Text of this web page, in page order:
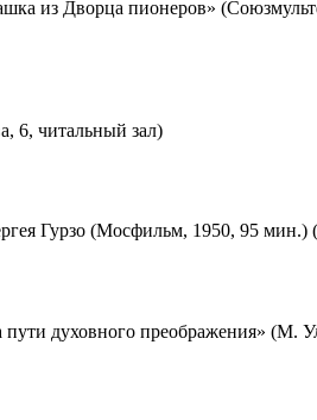
из Дворца пионеров»
6, читальный зал)
Гурзо (Мосфильм, 1950, 95 мин.)
духовного преображения» (М.